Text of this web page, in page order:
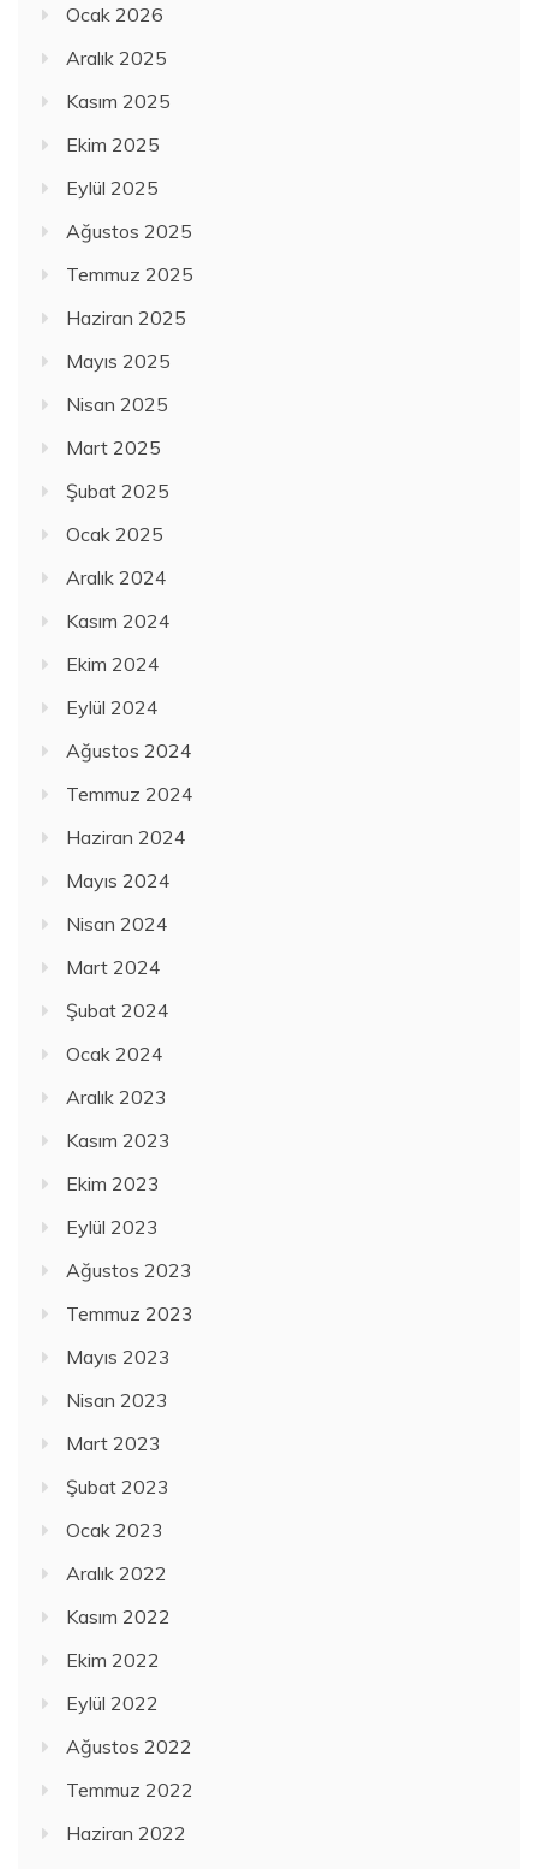
Ocak 2026
Aralık 2025
Kasım 2025
Ekim 2025
Eylül 2025
Ağustos 2025
Temmuz 2025
Haziran 2025
Mayıs 2025
Nisan 2025
Mart 2025
Şubat 2025
Ocak 2025
Aralık 2024
Kasım 2024
Ekim 2024
Eylül 2024
Ağustos 2024
Temmuz 2024
Haziran 2024
Mayıs 2024
Nisan 2024
Mart 2024
Şubat 2024
Ocak 2024
Aralık 2023
Kasım 2023
Ekim 2023
Eylül 2023
Ağustos 2023
Temmuz 2023
Mayıs 2023
Nisan 2023
Mart 2023
Şubat 2023
Ocak 2023
Aralık 2022
Kasım 2022
Ekim 2022
Eylül 2022
Ağustos 2022
Temmuz 2022
Haziran 2022